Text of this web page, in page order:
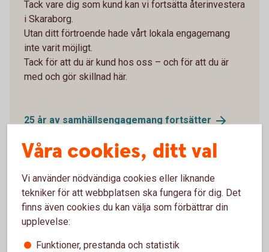
Tack vare dig som kund kan vi fortsätta återinvestera
i Skaraborg.
Utan ditt förtroende hade vårt lokala engagemang
inte varit möjligt.
Tack för att du är kund hos oss – och för att du är
med och gör skillnad här.
25 år av samhällsengagemang fortsätter
Våra cookies, ditt val
Vi använder nödvändiga cookies eller liknande
tekniker för att webbplatsen ska fungera för dig. Det
finns även cookies du kan välja som förbättrar din
upplevelse:
Funktioner, prestanda och statistik